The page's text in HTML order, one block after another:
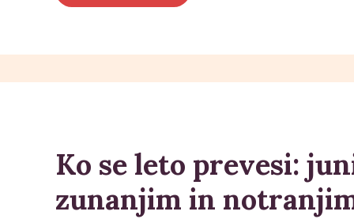
Ko se leto prevesi:
zunanjim in